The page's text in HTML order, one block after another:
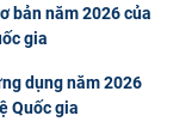
bản năm 2026 của
gia
dụng năm 2026
Quốc gia